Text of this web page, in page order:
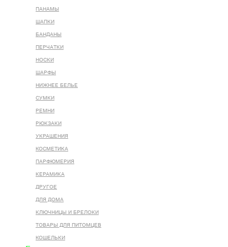
ПАНАМЫ
ШАПКИ
БАНДАНЫ
ПЕРЧАТКИ
НОСКИ
ШАРФЫ
НИЖНЕЕ БЕЛЬЕ
СУМКИ
РЕМНИ
РЮКЗАКИ
УКРАШЕНИЯ
КОСМЕТИКА
ПАРФЮМЕРИЯ
КЕРАМИКА
ДРУГОЕ
ДЛЯ ДОМА
КЛЮЧНИЦЫ И БРЕЛОКИ
ТОВАРЫ ДЛЯ ПИТОМЦЕВ
КОШЕЛЬКИ